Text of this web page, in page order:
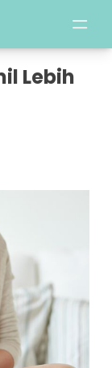
Lebih